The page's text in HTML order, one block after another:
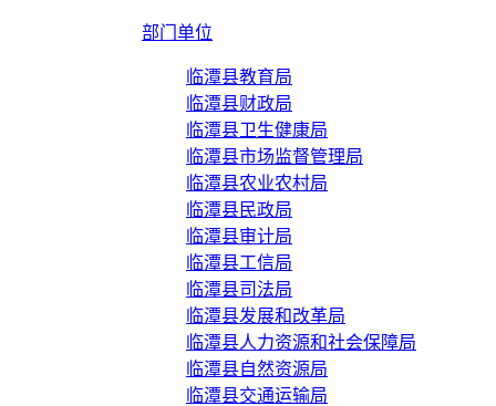
部门单位
临潭县教育局
临潭县财政局
临潭县卫生健康局
临潭县市场监督管理局
临潭县农业农村局
临潭县民政局
临潭县审计局
临潭县工信局
临潭县司法局
临潭县发展和改革局
临潭县人力资源和社会保障局
临潭县自然资源局
临潭县交通运输局